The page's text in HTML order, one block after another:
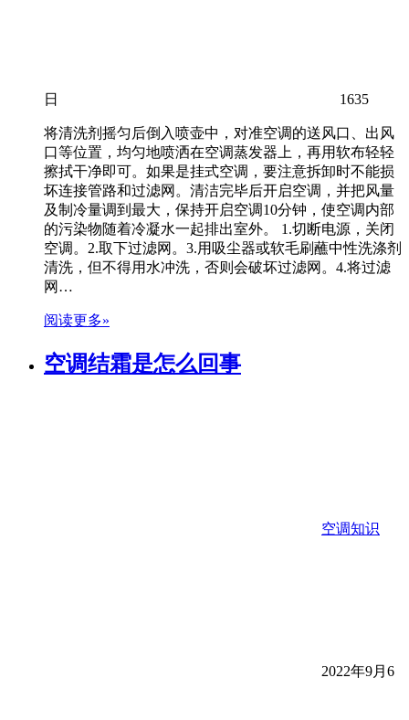
日 1635
将清洗剂摇匀后倒入喷壶中，对准空调的送风口、出风
口等位置，均匀地喷洒在空调蒸发器上，再用软布轻轻
擦拭干净即可。如果是挂式空调，要注意拆卸时不能损
坏连接管路和过滤网。清洁完毕后开启空调，并把风量
及制冷量调到最大，保持开启空调10分钟，使空调内部
的污染物随着冷凝水一起排出室外。 1.切断电源，关闭
空调。2.取下过滤网。3.用吸尘器或软毛刷蘸中性洗涤剂
清洗，但不得用水冲洗，否则会破坏过滤网。4.将过滤
网…
阅读更多»
空调结霜是怎么回事
空调知识
2022年9月6